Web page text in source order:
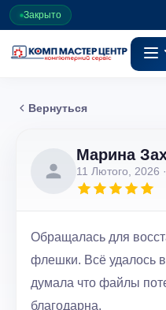
Закрыто
Вернуться
Марина
11 Лютого, 2026
Обращалась для
флешки. Всё удалось
думала что файлы
благодарна.